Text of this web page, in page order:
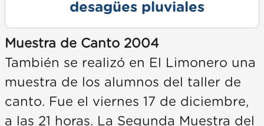
desagües pluviales
Muestra de Canto 2004
También se realizó en El Limonero una
muestra de los alumnos del taller de
canto. Fue el viernes 17 de diciembre,
a las 21 horas. La Segunda Muestra del